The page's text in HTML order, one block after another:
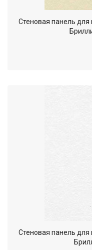
Стеновая панель для
Стеновая панель для